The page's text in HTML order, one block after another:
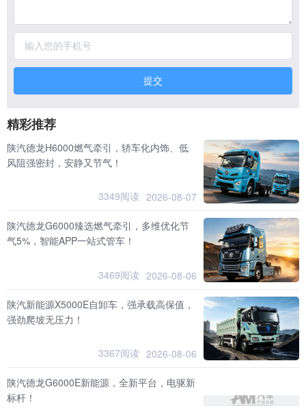
提交
精彩推荐
陕汽德龙H6000燃气牵引，轿车化内饰、低
风阻强密封，安静又节气！
3349阅读 2026-08-07
陕汽德龙G6000臻选燃气牵引，多维优化节
气5%，智能APP一站式管车！
3469阅读 2026-08-06
陕汽新能源X5000E自卸车，强承载高保值，
强劲爬坡无压力！
3367阅读 2026-08-06
陕汽德龙G6000E新能源，全新平台，电驱新
标杆！